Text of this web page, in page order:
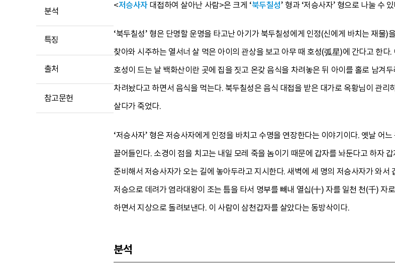
분석
특징
출처
참고문헌
<저승사자대접하여 살아난 사람>은 크게 ‘북두칠성’ 형과 ‘저승사자’ 형으로 나눌 수
‘북두칠성’ 형은 단명할 운명을 타고난 아기가 북두칠성에게 인정(신에게 바치는 재물
찾아와 시주하는 열서너 살 먹은 아이의 관상을 보고 아무 때 호성(弧星)에 간다고 한
호성이 드는 날 백화산이란 곳에 집을 짓고 온갖 음식을 차려놓은 뒤 아이를 홀로 남겨
차려놨다고 하면서 음식을 먹는다. 북두칠성은 음식 대접을 받은 대가로 옥황님이 관
살다가 죽었다.
‘저승사자’ 형은 저승사자에게 인정을 바치고 수명을 연장한다는 이야기이다. 옛날 어
끌어들인다. 소경이 점을 치고는 내일 모레 죽을 놈이기 때문에 갑자를 놔둔다고 하자
준비해서 저승사자가 오는 길에 놓아두라고 지시한다. 새벽에 세 명의 저승사자가 와
저승으로 데려가 염라대왕이 조는 틈을 타서 명부를 빼내 열십(十) 자를 일천 천(千) 자
하면서 지상으로 돌려보낸다. 이 사람이 삼천갑자를 살았다는 동방삭이다.
분석